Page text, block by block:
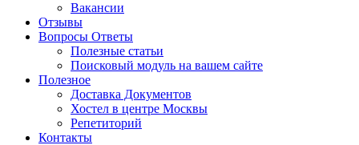
Вакансии
Отзывы
Вопросы Ответы
Полезные статьи
Поисковый модуль на вашем сайте
Полезное
Доставка Документов
Хостел в центре Москвы
Репетиторий
Контакты